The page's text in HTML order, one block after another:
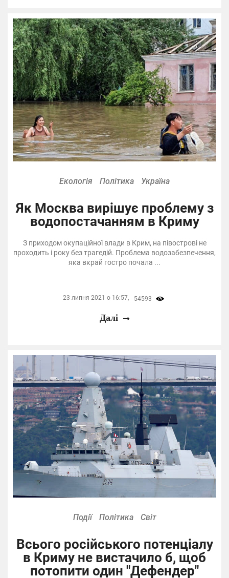
Екологія Політика Україна
Як Москва вирішує проблему з
водопостачанням в Криму
З приходом окупаційної влади в Крим, на півострові не
проходить і року без трагедій. Проблема водозабезпечення,
яка вкрай гостро почала ...
23 липня 2021 о 16:57, 54593
Далі
Події Політика Світ
Всього російського потенціалу
в Криму не вистачило б, щоб
потопити один "Дефендер"